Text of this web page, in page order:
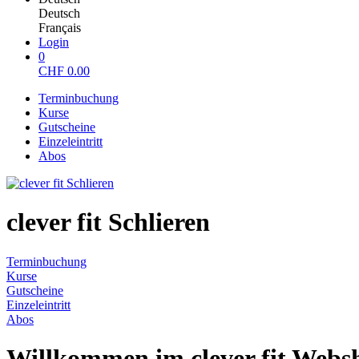
Deutsch
Français
Login
0
CHF 0.00
Terminbuchung
Kurse
Gutscheine
Einzeleintritt
Abos
clever fit Schlieren
Terminbuchung
Kurse
Gutscheine
Einzeleintritt
Abos